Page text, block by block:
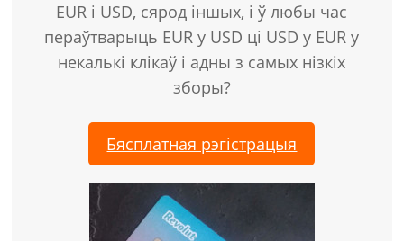
EUR і USD, сярод іншых, і ў любы час
пераўтварыць EUR у USD ці USD у EUR у
некалькі клікаў і адны з самых нізкіх
зборы?
Бясплатная рэгістрацыя